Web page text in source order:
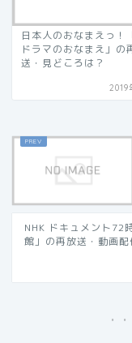
日本人のおなまえっ！
ドラマのおなまえ」の
送・見どころは？
2019
NHK ドキュメント72
館」の再放送・動画